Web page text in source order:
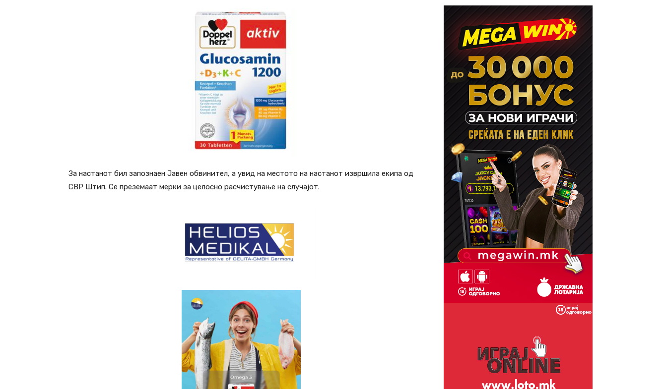
За настанот бил запознаен Јавен обвинител, а увид на местото на настанот извршила екипа од
СВР Штип. Се преземаат мерки за целосно расчистување на случајот.